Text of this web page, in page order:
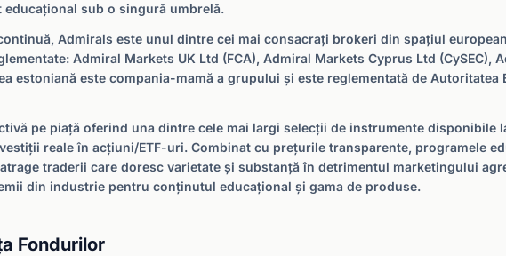
sub o singură umbrelă.
Admirals este unul dintre cei mai consacrați brokeri din spațiul
Admiral Markets UK Ltd (FCA), Admiral Markets Cyprus Ltd (CySEC),
estoniană este compania-mamă a grupului și este reglementată de Autoritatea
pe piață oferind una dintre cele mai largi selecții de instrumente disponibile
reale în acțiuni/ETF-uri. Combinat cu prețurile transparente, programele
traderii care doresc varietate și substanță în detrimentul marketingului
din industrie pentru conținutul educațional și gama de produse.
Fondurilor